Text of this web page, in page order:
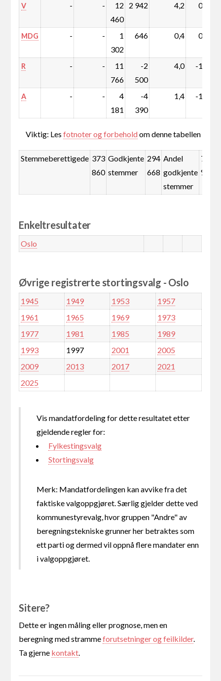
V - -
12
460
2 942 4,2 0,8
MDG - -
1
302
646 0,4 0,2
R - -
11
766
-2
500
4,0 -1,2
A - -
4
181
-4
390
1,4 -1,7
Viktig: Lesfotnoter og forbeholdom denne tabellen
Stemmeberettigede 373
860
Godkjente
stemmer
294
668
Andel
godkjente
stemmer
78,8
%
Enkeltresultater
Oslo
Øvrige registrerte stortingsvalg - Oslo
1945 1949 1953
1957
1961
1965 1969
1973
1977
1981 1985
1989
1993
1997 2001
2005
2009
2013 2017
2021
2025
Vis mandatfordeling for dette resultatet etter
gjeldende regler for:
Fylkestingsvalg
Stortingsvalg
Merk: Mandatfordelingen kan avvike fra det
faktiske valgoppgjøret. Særlig gjelder dette ved
kommunestyrevalg, hvor gruppen "Andre" av
beregningstekniske grunner her betraktes som
ett parti og dermed vil oppnå flere mandater enn
i valgoppgjøret.
Sitere?
Dette er ingen måling eller prognose, men en
beregning med strammeforutsetninger og feilkilder.
Ta gjerne kontakt.